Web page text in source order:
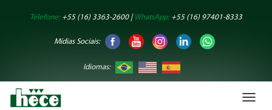
Telefone: +55 (16) 3363-2600 | WhatsApp: +55 (16) 97401-8333
Mídias Sociais:
Idiomas: